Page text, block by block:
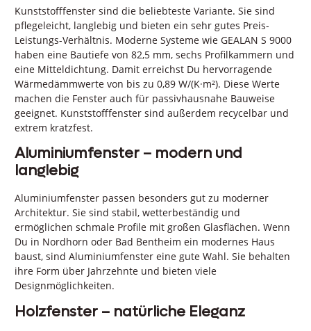
Kunststofffenster sind die beliebteste Variante. Sie sind
pflegeleicht, langlebig und bieten ein sehr gutes Preis-
Leistungs-Verhältnis. Moderne Systeme wie GEALAN S 9000
haben eine Bautiefe von 82,5 mm, sechs Profilkammern und
eine Mitteldichtung. Damit erreichst Du hervorragende
Wärmedämmwerte von bis zu 0,89 W/(K·m²). Diese Werte
machen die Fenster auch für passivhausnahe Bauweise
geeignet. Kunststofffenster sind außerdem recycelbar und
extrem kratzfest.
Aluminiumfenster – modern und
langlebig
Aluminiumfenster passen besonders gut zu moderner
Architektur. Sie sind stabil, wetterbeständig und
ermöglichen schmale Profile mit großen Glasflächen. Wenn
Du in Nordhorn oder Bad Bentheim ein modernes Haus
baust, sind Aluminiumfenster eine gute Wahl. Sie behalten
ihre Form über Jahrzehnte und bieten viele
Designmöglichkeiten.
Holzfenster – natürliche Eleganz